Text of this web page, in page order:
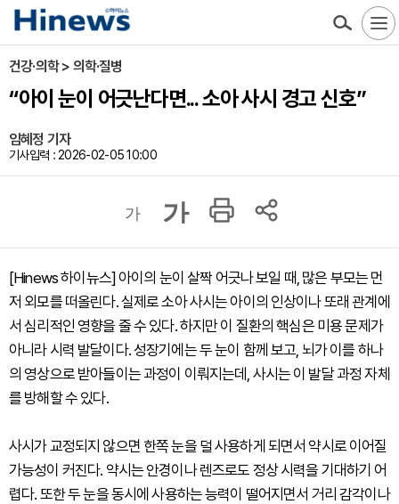
건강·의학 > 의학·질병
“아이 눈이 어긋난다면... 소아 사시 경고 신호”
임혜정 기자
기사입력 : 2026-02-05 10:00
가 가
[Hinews 하이뉴스] 아이의 눈이 살짝 어긋나 보일 때, 많은 부모는 먼
저 외모를 떠올린다. 실제로 소아 사시는 아이의 인상이나 또래 관계에
서 심리적인 영향을 줄 수 있다. 하지만 이 질환의 핵심은 미용 문제가
아니라 시력 발달이다. 성장기에는 두 눈이 함께 보고, 뇌가 이를 하나
의 영상으로 받아들이는 과정이 이뤄지는데, 사시는 이 발달 과정 자체
를 방해할 수 있다.
사시가 교정되지 않으면 한쪽 눈을 덜 사용하게 되면서 약시로 이어질
가능성이 커진다. 약시는 안경이나 렌즈로도 정상 시력을 기대하기 어
렵다. 또한 두 눈을 동시에 사용하는 능력이 떨어지면서 거리 감각이나